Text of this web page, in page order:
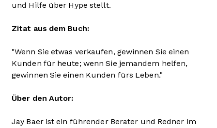
und Hilfe über Hype stellt.
Zitat aus dem Buch:
"Wenn Sie etwas verkaufen, gewinnen Sie einen
Kunden für heute; wenn Sie jemandem helfen,
gewinnen Sie einen Kunden fürs Leben."
Über den Autor:
Jay Baer ist ein führender Berater und Redner im